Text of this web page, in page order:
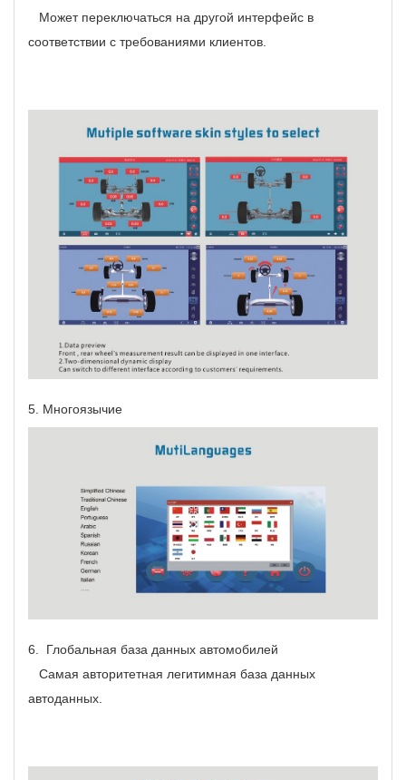
Может переключаться на другой интерфейс в
соответствии с требованиями клиентов.
5. Многоязычие
6. Глобальная база данных автомобилей
Самая авторитетная легитимная база данных
автоданных.